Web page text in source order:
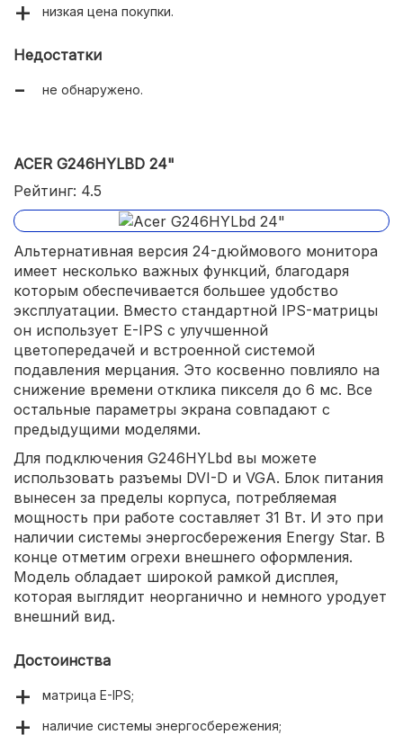
низкая цена покупки.
Недостатки
не обнаружено.
ACER G246HYLBD 24"
Рейтинг: 4.5
Альтернативная версия 24-дюймового монитора
имеет несколько важных функций, благодаря
которым обеспечивается большее удобство
эксплуатации. Вместо стандартной IPS-матрицы
он использует E-IPS с улучшенной
цветопередачей и встроенной системой
подавления мерцания. Это косвенно повлияло на
снижение времени отклика пикселя до 6 мс. Все
остальные параметры экрана совпадают с
предыдущими моделями.
Для подключения G246HYLbd вы можете
использовать разъемы DVI-D и VGA. Блок питания
вынесен за пределы корпуса, потребляемая
мощность при работе составляет 31 Вт. И это при
наличии системы энергосбережения Energy Star. В
конце отметим огрехи внешнего оформления.
Модель обладает широкой рамкой дисплея,
которая выглядит неорганично и немного уродует
внешний вид.
Достоинства
матрица E-IPS;
наличие системы энергосбережения;